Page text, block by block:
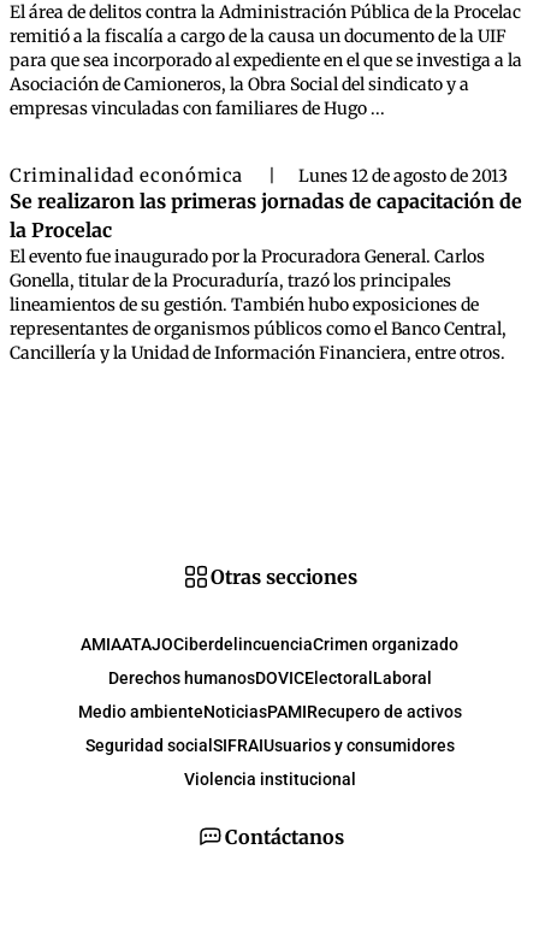
El área de delitos contra la Administración Pública de la Procelac
remitió a la fiscalía a cargo de la causa un documento de la UIF
para que sea incorporado al expediente en el que se investiga a la
Asociación de Camioneros, la Obra Social del sindicato y a
empresas vinculadas con familiares de Hugo ...
Criminalidad económica Lunes 12 de agosto de 2013
Se realizaron las primeras jornadas de capacitación de
la Procelac
El evento fue inaugurado por la Procuradora General. Carlos
Gonella, titular de la Procuraduría, trazó los principales
lineamientos de su gestión. También hubo exposiciones de
representantes de organismos públicos como el Banco Central,
Cancillería y la Unidad de Información Financiera, entre otros.
Contáctanos
Otras secciones
AMIAATAJOCiberdelincuenciaCrimen organizado
Derechos humanosDOVICElectoral Laboral
Medio ambienteNoticiasPAMIRecupero de activos
Seguridad social SIFRAIUsuarios y consumidores
Violencia institucional